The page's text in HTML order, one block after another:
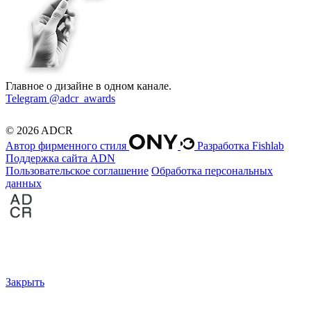
Главное о дизайне в одном канале.
Telegram @adcr_awards
© 2026 ADCR
Автор фирменного стиля
Разработка Fishlab
Поддержка сайта ADN
Пользовательское соглашение Обработка персональных
данных
Закрыть